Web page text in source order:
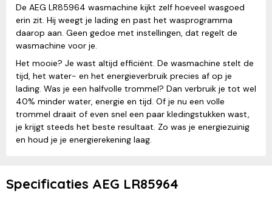
De AEG LR85964 wasmachine kijkt zelf hoeveel wasgoed
erin zit. Hij weegt je lading en past het wasprogramma
daarop aan. Geen gedoe met instellingen, dat regelt de
wasmachine voor je.
Het mooie? Je wast altijd efficiënt. De wasmachine stelt de
tijd, het water- en het energieverbruik precies af op je
lading. Was je een halfvolle trommel? Dan verbruik je tot wel
40% minder water, energie en tijd. Of je nu een volle
trommel draait of even snel een paar kledingstukken wast,
je krijgt steeds het beste resultaat. Zo was je energiezuinig
en houd je je energierekening laag.
Specificaties AEG LR85964